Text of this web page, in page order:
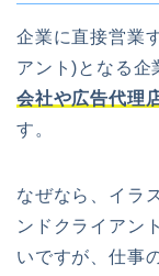
企業に直接営業
アント)となる企
会社や広告代理
す。
なぜなら、イラ
ンドクライアン
いですが、仕事